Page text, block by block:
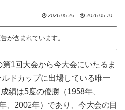
2026.05.26 2026.05.30
が含まれています。
1回大会から今大会にいたるま
ドカップに出場している唯一
績は5度の優勝（1958年、
、2002年）であり、今大会の目